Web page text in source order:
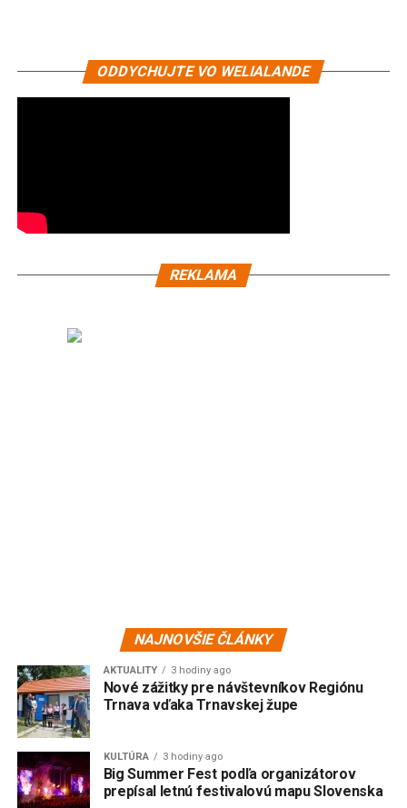
ODDYCHUJTE VO WELIALANDE
REKLAMA
NAJNOVŠIE ČLÁNKY
AKTUALITY 3 hodiny ago
Nové zážitky pre návštevníkov Regiónu
Trnava vďaka Trnavskej župe
KULTÚRA 3 hodiny ago
Big Summer Fest podľa organizátorov
prepísal letnú festivalovú mapu Slovenska